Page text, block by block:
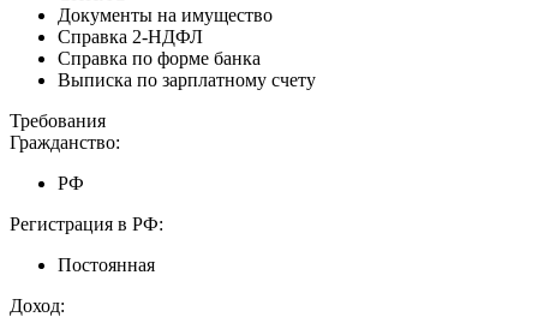
Документы на имущество
Справка 2-НДФЛ
Справка по форме банка
Выписка по зарплатному счету
Требования
Гражданство:
РФ
Регистрация в РФ:
Постоянная
Доход: